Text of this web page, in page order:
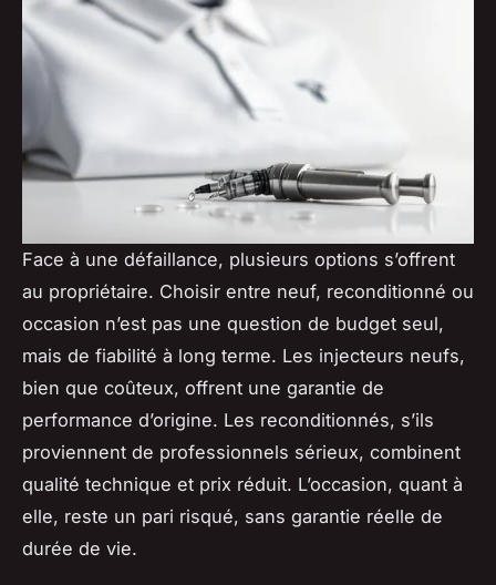
Face à une défaillance, plusieurs options s’offrent
au propriétaire. Choisir entre neuf, reconditionné ou
occasion n’est pas une question de budget seul,
mais de fiabilité à long terme. Les injecteurs neufs,
bien que coûteux, offrent une garantie de
performance d’origine. Les reconditionnés, s’ils
proviennent de professionnels sérieux, combinent
qualité technique et prix réduit. L’occasion, quant à
elle, reste un pari risqué, sans garantie réelle de
durée de vie.